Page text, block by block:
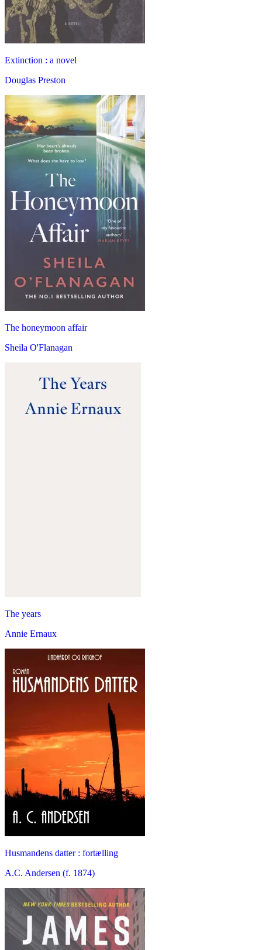
Extinction : a novel
Douglas Preston
The honeymoon affair
Sheila O'Flanagan
The years
Annie Ernaux
Husmandens datter : fortælling
A.C. Andersen (f. 1874)